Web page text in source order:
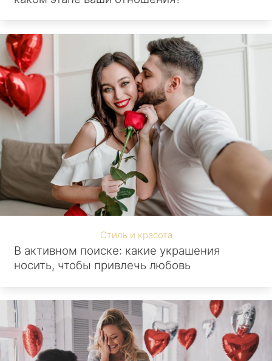
Стиль и красота
В активном поиске: какие украшения
носить, чтобы привлечь любовь